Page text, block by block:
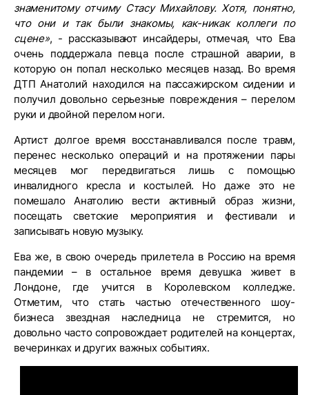
знаменитому отчиму Стасу Михайлову. Хотя, понятно,
что они и так были знакомы, как-никак коллеги по
сцене», - рассказывают инсайдеры, отмечая, что Ева
очень поддержала певца после страшной аварии, в
которую он попал несколько месяцев назад. Во время
ДТП Анатолий находился на пассажирском сидении и
получил довольно серьезные повреждения – перелом
руки и двойной перелом ноги.
Артист долгое время восстанавливался после травм,
перенес несколько операций и на протяжении пары
месяцев мог передвигаться лишь с помощью
инвалидного кресла и костылей. Но даже это не
помешало Анатолию вести активный образ жизни,
посещать светские мероприятия и фестивали и
записывать новую музыку.
Ева же, в свою очередь прилетела в Россию на время
пандемии – в остальное время девушка живет в
Лондоне, где учится в Королевском колледже.
Отметим, что стать частью отечественного шоу-
бизнеса звездная наследница не стремится, но
довольно часто сопровождает родителей на концертах,
вечеринках и других важных событиях.